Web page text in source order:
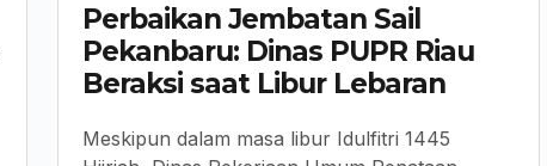
Perbaikan Jembatan Sail
Pekanbaru: Dinas PUPR Riau
Beraksi saat Libur Lebaran
Meskipun dalam masa libur Idulfitri 1445